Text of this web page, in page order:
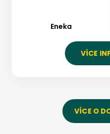
Eneka
VÍCE
VÍCE O